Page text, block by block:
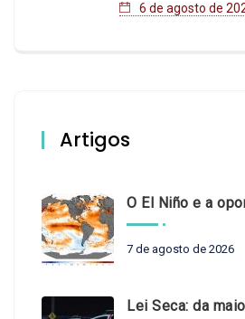
6 de agosto de
Artigos
O El Niño e a oportunidade de fortalecer o controle externo das políticas
7 de agosto de 2026
Lei Seca: da maioridade à